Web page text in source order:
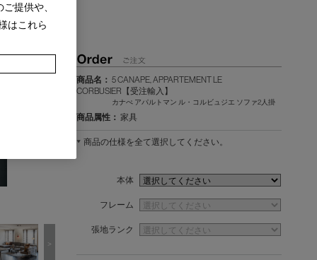
>
商品名： 5 CANAPE, APPARTEMENT LE
CORBUSIER【受注輸入】
カナぺ アパルトマン ル・コルビュジエ ソファ2人掛
商品属性： 家具
商品の仕様を全て選択してください。
本体
フレーム
張地ランク
提供や、
はこれら